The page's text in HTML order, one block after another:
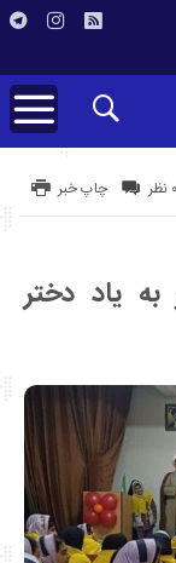
چاپ خبر ۰ نظر
یاد دختر